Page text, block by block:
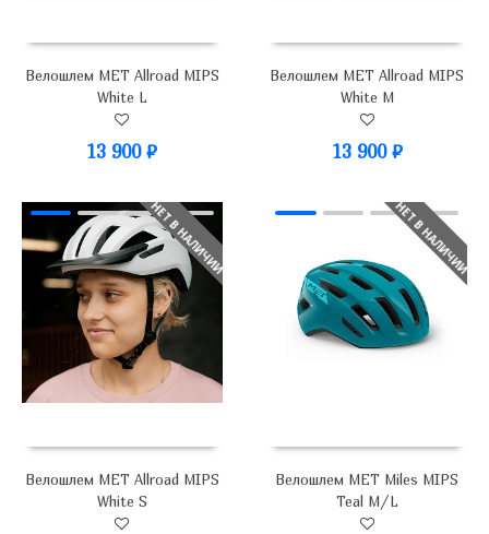
Велошлем MET Allroad MIPS
White L
13 900₽
Велошлем MET Allroad MIPS
White M
13 900 ₽
НЕТ В НАЛИЧИИ
Велошлем MET Allroad MIPS
White S
НЕТ В НАЛИЧИИ
Велошлем MET Miles MIPS
Teal M/L